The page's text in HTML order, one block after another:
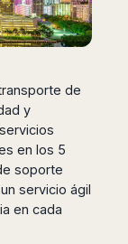
de
y
en los 5
soporte
servicio ágil
en cada